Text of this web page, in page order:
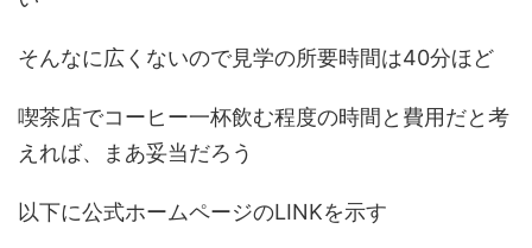
そんなに広くないので見学の所要時間は40分ほど
喫茶店でコーヒー一杯飲む程度の時間と費用だと考
えれば、まあ妥当だろう
以下に公式ホームページのLINKを示す